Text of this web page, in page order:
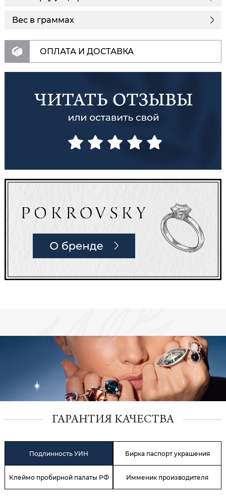
Вес в граммах
ОПЛАТА И ДОСТАВКА
ГАРАНТИЯ КАЧЕСТВА
Подлинность УИН Бирка паспорт украшения
Клеймо пробирной палаты РФ Имменик производителя